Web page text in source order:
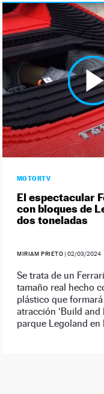
MOTORTV
El espectacular
con bloques de
dos toneladas
MIRIAM PRIETO |02/03/2024
Se trata de un
tamaño real hecho
plástico que
atracción ‘Build and
parque Legoland en